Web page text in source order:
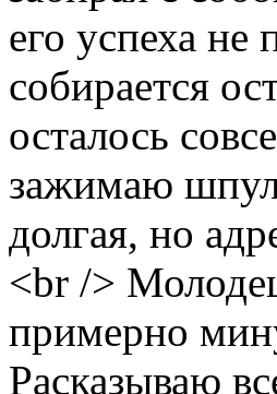
его успеха не
собирается
осталось
зажимаю
долгая, но
<br />
примерно
Расказываю